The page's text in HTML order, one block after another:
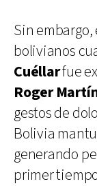
Sin
bolivianos
Cuéllarfue
Roger
gestos de
Bolivia
generando
primer